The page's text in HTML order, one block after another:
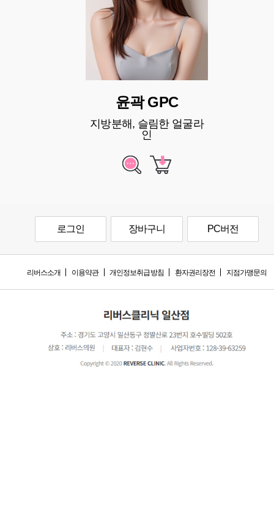
윤곽 GPC
지방분해, 슬림한 얼굴라
인
로그인 장바구니 PC버전
리버스소개 이용약관 개인정보취급방침 환자권리장전 지점가맹문의